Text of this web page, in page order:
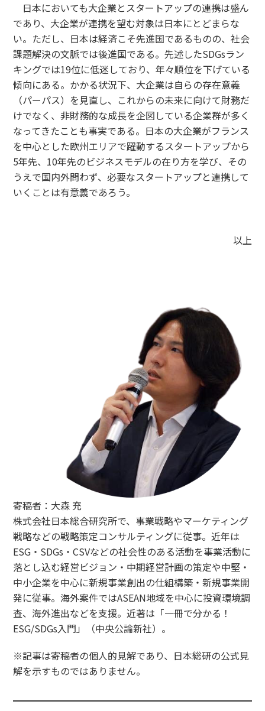
日本においても大企業とスタートアップの連携は盛ん
であり、大企業が連携を望む対象は日本にとどまらな
い。ただし、日本は経済こそ先進国であるものの、社会
課題解決の文脈では後進国である。先述したSDGsラン
キングでは19位に低迷しており、年々順位を下げている
傾向にある。かかる状況下、大企業は自らの存在意義
（パーパス）を見直し、これからの未来に向けて財務だ
けでなく、非財務的な成長を企図している企業群が多く
なってきたことも事実である。日本の大企業がフランス
を中心とした欧州エリアで躍動するスタートアップから
5年先、10年先のビジネスモデルの在り方を学び、その
うえで国内外問わず、必要なスタートアップと連携して
いくことは有意義であろう。
以上
寄稿者：大森 充
株式会社日本総合研究所で、事業戦略やマーケティング
戦略などの戦略策定コンサルティングに従事。近年は
ESG・SDGs・CSVなどの社会性のある活動を事業活動に
落とし込む経営ビジョン・中期経営計画の策定や中堅・
中小企業を中心に新規事業創出の仕組構築・新規事業開
発に従事。海外案件ではASEAN地域を中心に投資環境調
査、海外進出などを支援。近著は「一冊で分かる！
ESG/SDGs入門」（中央公論新社）。
※記事は寄稿者の個人的見解であり、日本総研の公式見
解を示すものではありません。